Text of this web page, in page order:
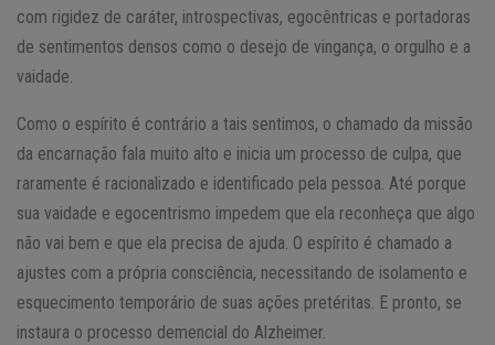
com rigidez de caráter, introspectivas, egocêntricas e portadoras
de sentimentos densos como o desejo de vingança, o orgulho e a
vaidade.
Como o espírito é contrário a tais sentimos, o chamado da missão
da encarnação fala muito alto e inicia um processo de culpa, que
raramente é racionalizado e identificado pela pessoa. Até porque
sua vaidade e egocentrismo impedem que ela reconheça que algo
não vai bem e que ela precisa de ajuda. O espírito é chamado a
ajustes com a própria consciência, necessitando de isolamento e
esquecimento temporário de suas ações pretéritas. E pronto, se
instaura o processo demencial do Alzheimer.